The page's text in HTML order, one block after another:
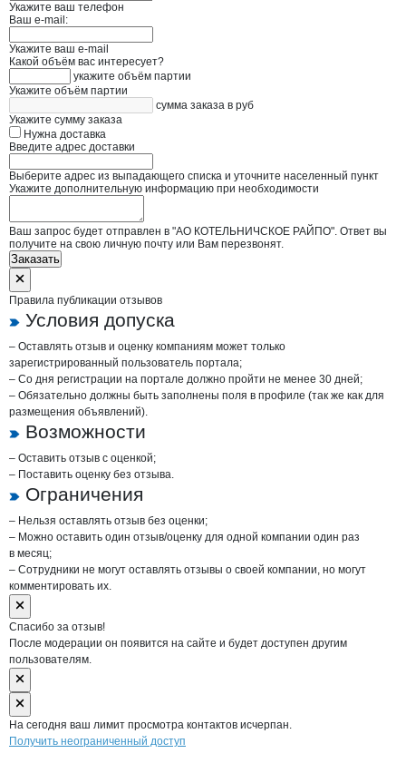
Укажите ваш телефон
Ваш e-mail:
Укажите ваш e-mail
Какой объём вас интересует?
укажите объём партии
Укажите объём партии
сумма заказа в руб
Укажите сумму заказа
Нужна доставка
Введите адрес доставки
Выберите адрес из выпадающего списка и уточните населенный пункт
Укажите дополнительную информацию при необходимости
Ваш запрос будет отправлен в "АО КОТЕЛЬНИЧСКОЕ РАЙПО". Ответ вы
получите на свою личную почту или Вам перезвонят.
Заказать
Правила публикации отзывов
Условия допуска
– Оставлять отзыв и оценку компаниям может только
зарегистрированный пользователь портала;
– Со дня регистрации на портале должно пройти не менее 30 дней;
– Обязательно должны быть заполнены поля в профиле (так же как для
размещения объявлений).
Возможности
– Оставить отзыв с оценкой;
– Поставить оценку без отзыва.
Ограничения
– Нельзя оставлять отзыв без оценки;
– Можно оставить один отзыв/оценку для одной компании один раз
в месяц;
– Сотрудники не могут оставлять отзывы о своей компании, но могут
комментировать их.
Спасибо за отзыв!
После модерации он появится на сайте и будет доступен другим
пользователям.
На сегодня ваш лимит просмотра контактов исчерпан.
Получить неограниченный доступ